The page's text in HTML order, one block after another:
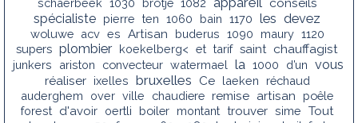
spécialiste pierre ten 1060 bain 1170 les devez
woluwe acv es Artisan buderus 1090 maury 1120
supers plombier koekelberg< et tarif saint chauffagist
junkers ariston convecteur watermael la 1000 d’un vous
réaliser ixelles bruxelles Ce laeken
réchaud
auderghem
over ville chaudiere remise artisan
poêle
forest
d'avoir oertli boiler montant trouver sime Tout